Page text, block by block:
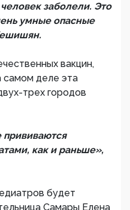
заболели. Это
умные опасные
вакцин,
самом деле эта
трех городов
прививаются
как и раньше»,
будет
Самары Елена